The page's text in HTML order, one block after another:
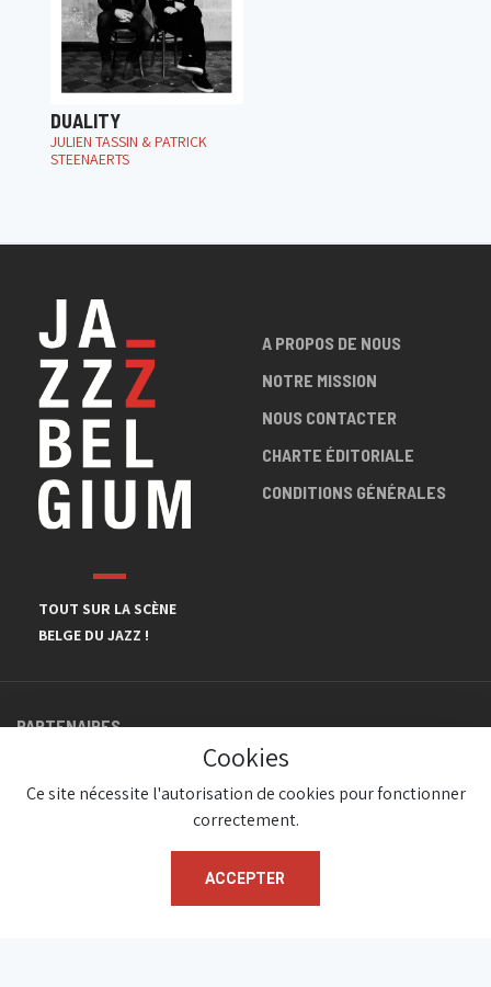
DUALITY
JULIEN TASSIN & PATRICK
STEENAERTS
TOUT SUR LA SCÈNE
BELGE DU JAZZ !
A PROPOS DE NOUS
NOTRE MISSION
NOUS CONTACTER
CHARTE ÉDITORIALE
CONDITIONS GÉNÉRALES
PARTENAIRES
© JazzInBelgium 2026 ( Version 1.1.2)
Cookies
Ce site nécessite l'autorisation de cookies pour fonctionner
correctement.
ACCEPTER